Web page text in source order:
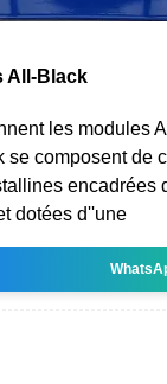
All-Black
les modules
se composent de
encadrées
dotées d''une